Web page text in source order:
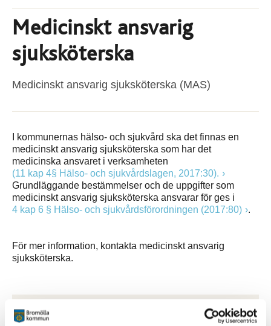
Medicinskt ansvarig
sjuksköterska
Medicinskt ansvarig sjuksköterska (MAS)
I kommunernas hälso- och sjukvård ska det finnas en
medicinskt ansvarig sjuksköterska som har det
medicinska ansvaret i verksamheten
(11 kap 4§ Hälso- och sjukvårdslagen, 2017:30).
Grundläggande bestämmelser och de uppgifter som
medicinskt ansvarig sjuksköterska ansvarar för ges i
4 kap 6 § Hälso- och sjukvårdsförordningen (2017:80)
.
För mer information, kontakta medicinskt ansvarig
sjuksköterska.
Kontakt